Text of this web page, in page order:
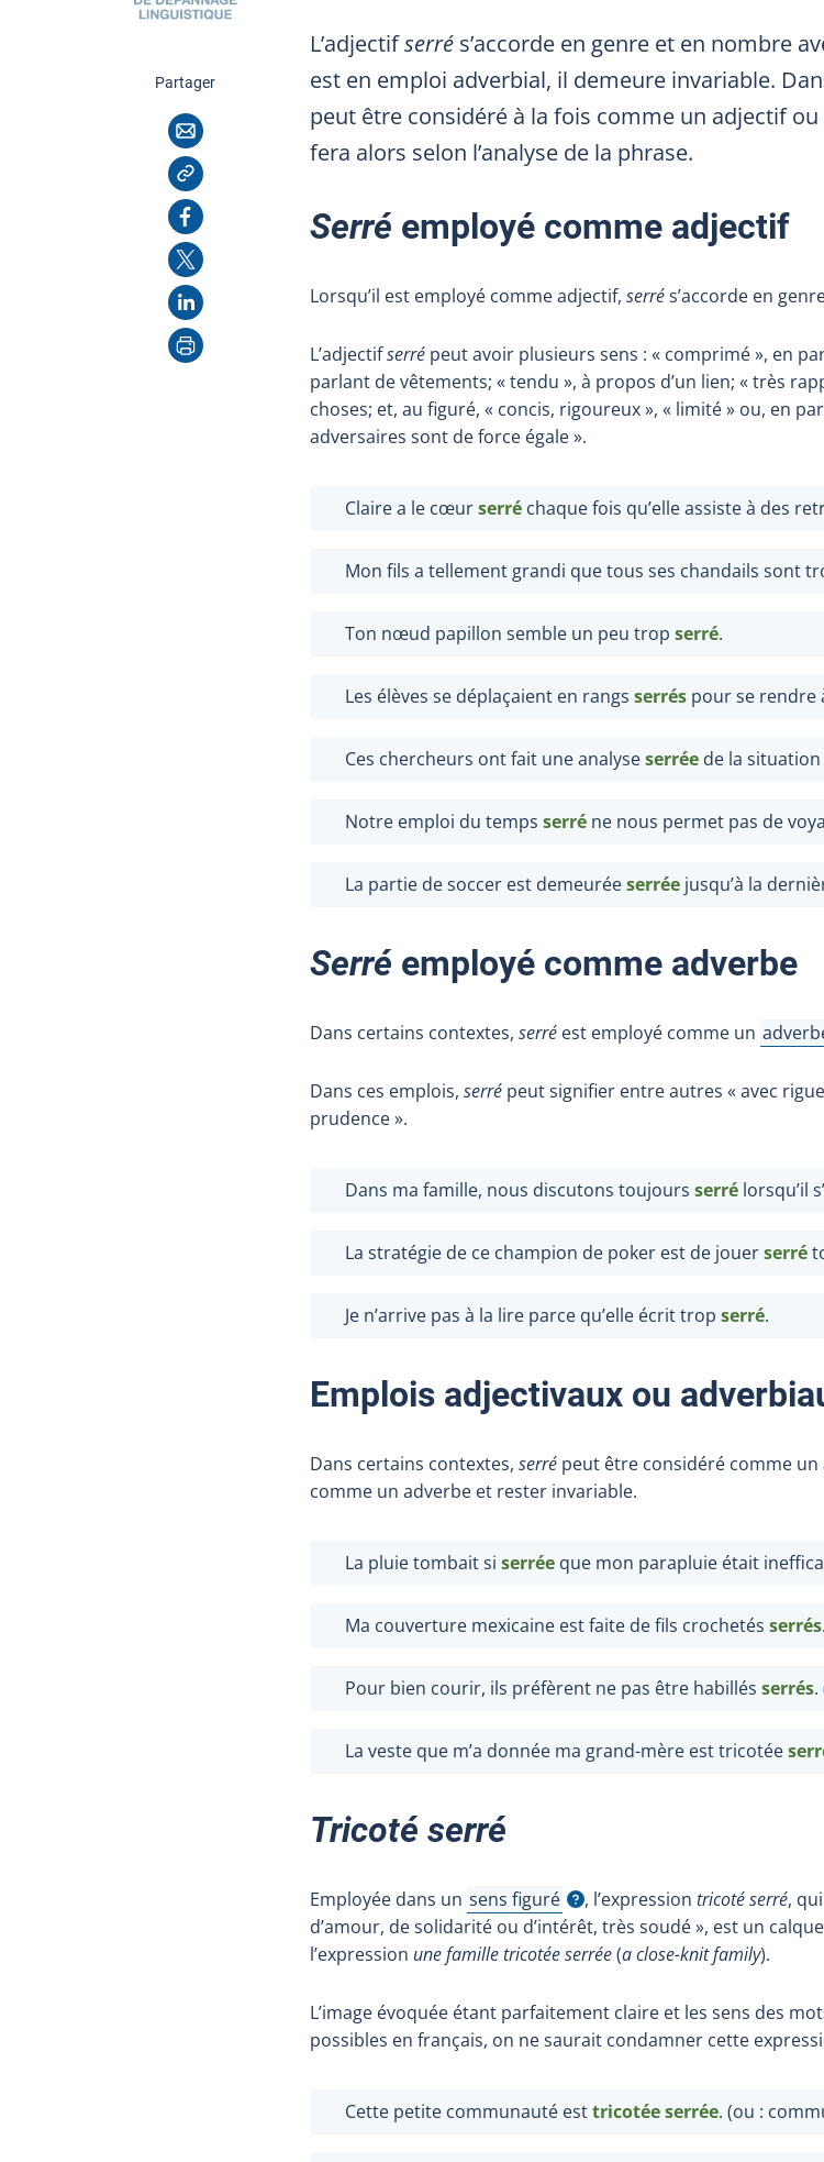
Partagercette page
Courriel
Copier l'adresse
Facebook
X
LinkedIn
Imprimer
L’adjectifserré s’accorde en genre et en nombre
est en emploi adverbial, il demeure invariable.
peut être considéré à la fois comme un adjectif ou
fera alors selon l’analyse de la phrase.
Serré employé comme adjectif
Lorsqu’il est employé comme adjectif, serrés’accorde en
L’adjectifserré peut avoir plusieurs sens : « comprimé », en
parlant de vêtements; « tendu », à propos d’un lien; « très
choses; et, au figuré, « concis, rigoureux », « limité » ou, en
adversaires sont de force égale ».
Claire a le cœurserré chaque fois qu’elle assiste à des
Mon fils a tellement grandi que tous ses chandails sont
Ton nœud papillon semble un peu trop serré.
Les élèves se déplaçaient en rangs serrés pour se rendre
Ces chercheurs ont fait une analyseserrée de la
Notre emploi du temps serré ne nous permet pas de
La partie de soccer est demeuréeserrée jusqu’à la
Serré employé comme adverbe
Dans certains contextes, serré est employé comme un
Dans ces emplois, serré peut signifier entre autres « avec
prudence ».
Dans ma famille, nous discutons toujours serré lorsqu’il
La stratégie de ce champion de poker est de jouerserré
Je n’arrive pas à la lire parce qu’elle écrit trop serré.
Emplois adjectivaux ou
Dans certains contextes, serré peut être considéré comme un
comme un adverbe et rester invariable.
La pluie tombait si serrée que mon parapluie était
Ma couverture mexicaine est faite de fils crochetés serrés
Pour bien courir, ils préfèrent ne pas être habillés serrés
La veste que m’a donnée ma grand-mère est tricotée
Tricoté serré
Employée dans un sens figuré
Afficher l'infobulle, l’expression tricoté serré,
d’amour, de solidarité ou d’intérêt, très soudé », est un calque
l’expression une famille tricotée serrée(a close-knitfamily).
L’image évoquée étant parfaitement claire et les sens des
possibles en français, on ne saurait condamner cette
Cette petite communauté esttricotée serrée. (ou :